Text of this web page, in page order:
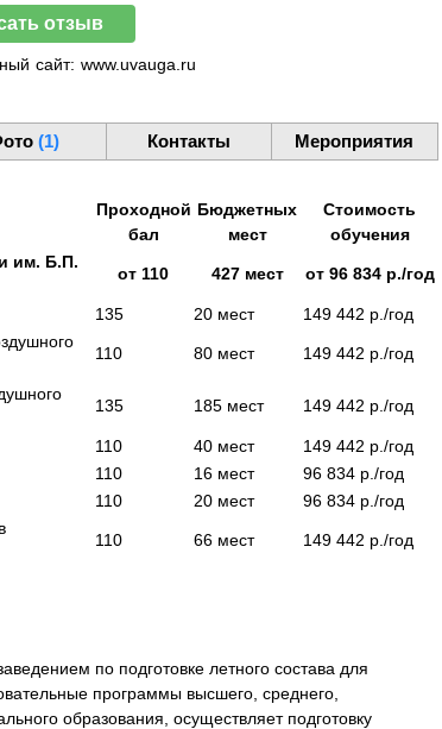
отзыв
сайт: www.uvauga.ru
(1) Контакты Мероприятия
Проходной
бал
Бюджетных
мест
Стоимость
обучения
им. Б.П.
от 110 427 мест от96 834 р./год
135 20 мест 149 442 р./год
110 80 мест 149 442 р./год
135 185 мест 149 442 р./год
110 40 мест 149 442 р./год
110 16 мест 96 834 р./год
110 20 мест 96 834 р./год
110 66 мест 149 442 р./год
по подготовке летного состава для
программы высшего, среднего,
образования, осуществляет подготовку